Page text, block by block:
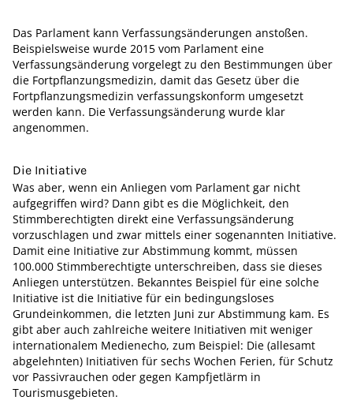
Das Parlament kann Verfassungsänderungen anstoßen.
Beispielsweise wurde 2015 vom Parlament eine
Verfassungsänderung vorgelegt zu den Bestimmungen über
die Fortpflanzungsmedizin, damit das Gesetz über die
Fortpflanzungsmedizin verfassungskonform umgesetzt
werden kann. Die Verfassungsänderung wurde klar
angenommen.
Die Initiative
Was aber, wenn ein Anliegen vom Parlament gar nicht
aufgegriffen wird? Dann gibt es die Möglichkeit, den
Stimmberechtigten direkt eine Verfassungsänderung
vorzuschlagen und zwar mittels einer sogenannten Initiative.
Damit eine Initiative zur Abstimmung kommt, müssen
100.000 Stimmberechtigte unterschreiben, dass sie dieses
Anliegen unterstützen. Bekanntes Beispiel für eine solche
Initiative ist die Initiative für ein bedingungsloses
Grundeinkommen, die letzten Juni zur Abstimmung kam. Es
gibt aber auch zahlreiche weitere Initiativen mit weniger
internationalem Medienecho, zum Beispiel: Die (allesamt
abgelehnten) Initiativen für sechs Wochen Ferien, für Schutz
vor Passivrauchen oder gegen Kampfjetlärm in
Tourismusgebieten.